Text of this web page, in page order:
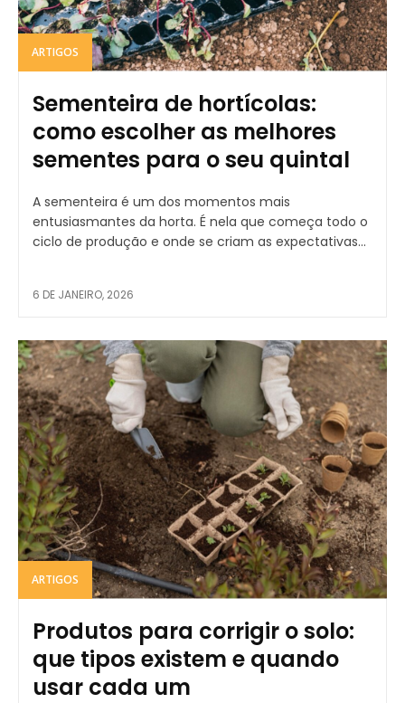
ARTIGOS
Sementeira de hortícolas:
como escolher as melhores
sementes para o seu quintal
A sementeira é um dos momentos mais
entusiasmantes da horta. É nela que começa todo o
ciclo de produção e onde se criam as expectativas...
6 DE JANEIRO, 2026
ARTIGOS
Produtos para corrigir o solo:
que tipos existem e quando
usar cada um